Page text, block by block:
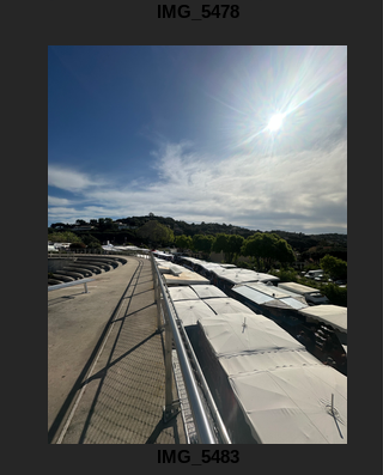
IMG_5478
IMG_5483